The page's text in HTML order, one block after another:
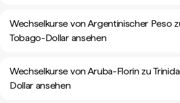
Wechselkurse von Argentinischer Peso
Tobago-Dollar ansehen
Wechselkurse von Aruba-Florin zu
Dollar ansehen